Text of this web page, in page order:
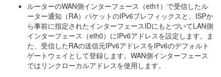
ルーターのWAN側インターフェース（eth1）で受信したル
ーター通知（RA）パケットのIPv6プレフィックスと、ISPか
ら事前に指定されたインターフェースIDにもとづいてLAN側
インターフェース（eth0）にIPv6アドレスを設定します。ま
た、受信したRAの送信元IPv6アドレスをIPv6のデフォルト
ゲートウェイとして登録します。WAN側インターフェース
ではリンクローカルアドレスを使用します。